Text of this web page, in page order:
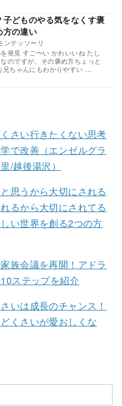
ンテッソーリ
どものやる気をなくす褒
方の違い
発見 すご〜い かわいいね たし
のですが、その褒め方ちょっと
兄ちゃんにもわかりやすい …
さい行きたくない思考
で改善（エンゼルグラ
/越後湯沢）
思うから大切にされる
るから大切にされてる
い世界を創る2つの方
族会議を再開！アドラ
ステップを紹介
いは成長のチャンス！
くさいが愛おしくな